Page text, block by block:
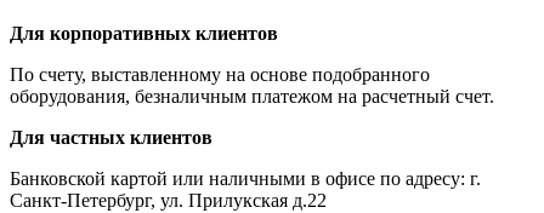
Для корпоративных клиентов
По счету, выставленному на основе подобранного
оборудования, безналичным платежом на расчетный счет.
Для частных клиентов
Банковской картой или наличными в офисе по адресу: г.
Санкт-Петербург, ул. Прилукская д.22